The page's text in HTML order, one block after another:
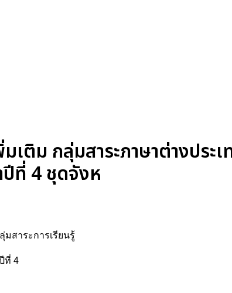
ติม กลุ่มสาระภาษาต่างประเ
ที่ 4 ชุดจังห
มสาระการเรียนรู้
ที่ 4